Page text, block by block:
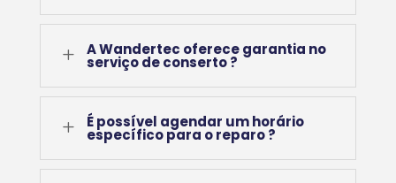
L A Wandertec oferece garantia no
serviço de conserto ?
L É possível agendar um horário
específico para o reparo ?